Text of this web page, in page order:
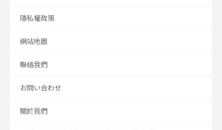
隱私權政策
網站地圖
聯絡我們
お問い合わせ
關於我們